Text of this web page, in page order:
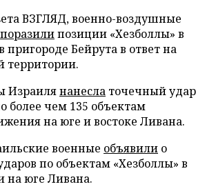
ВЗГЛЯД, военно-воздушные
поразилипозиции «Хезболлы» в
пригороде Бейрута в ответ на
территории.
Израилянанесла точечный удар
более чем 135 объектам
на юге и востоке Ливана.
военные объявили о
по объектам «Хезболлы» в
на юге Ливана.